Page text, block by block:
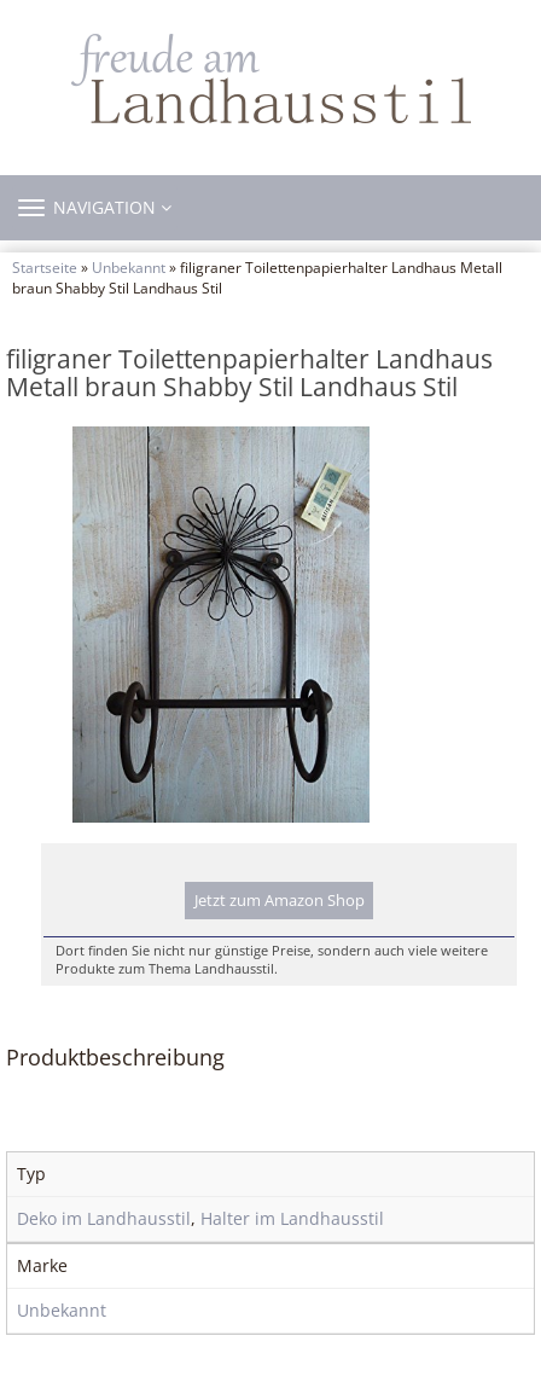
TOGGLE
NAVIGATION
Startseite » Unbekannt» filigraner Toilettenpapierhalter Landhaus Metall
braun Shabby Stil Landhaus Stil
filigraner Toilettenpapierhalter Landhaus
Metall braun Shabby Stil Landhaus Stil
Jetzt zum Amazon Shop
Dort finden Sie nicht nur günstige Preise, sondern auch viele weitere
Produkte zum Thema Landhausstil.
Produktbeschreibung
Typ
Deko im Landhausstil, Halter im Landhausstil
Marke
Unbekannt